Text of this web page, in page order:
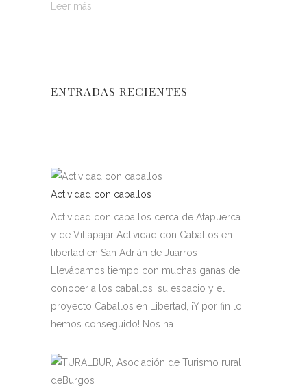
Leer más
ENTRADAS RECIENTES
Actividad con caballos
Actividad con caballos cerca de Atapuerca
y de Villapajar Actividad con Caballos en
libertad en San Adrián de Juarros
Llevábamos tiempo con muchas ganas de
conocer a los caballos, su espacio y el
proyecto Caballos en Libertad, ¡Y por fin lo
hemos conseguido! Nos ha…